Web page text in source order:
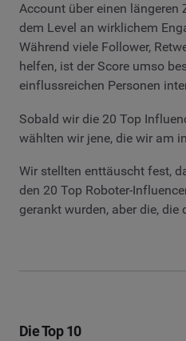
Account über einen
dem Level an wirklichem
Während viele Follower,
helfen, ist der Score umso
einflussreichen Personen
Sobald wir die 20 Top
wählten wir jene, die wir am
Wir stellten enttäuscht fest,
den 20 Top Roboter-
gerankt wurden, aber die,
Die Top 10